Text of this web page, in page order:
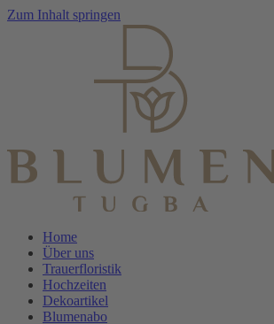
Zum Inhalt springen
Home
Über uns
Trauerfloristik
Hochzeiten
Dekoartikel
Blumenabo